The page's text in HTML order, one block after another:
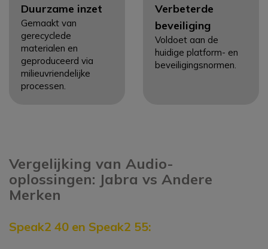
Duurzame inzet
Gemaakt van
gerecyclede
materialen en
geproduceerd via
milieuvriendelijke
processen.
Verbeterde
beveiliging
Voldoet aan de
huidige platform- en
beveiligingsnormen.
Vergelijking van Audio-
oplossingen: Jabra vs Andere
Merken
Speak2 40 en Speak2 55: